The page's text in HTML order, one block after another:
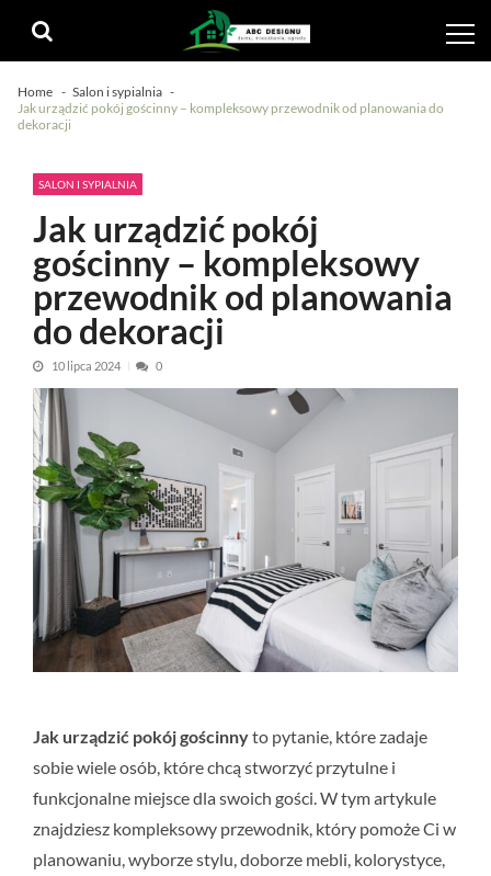
navigation
content
Home
Salon i sypialnia
Jak urządzić pokój gościnny – kompleksowy przewodnik od planowania do
dekoracji
SALON I SYPIALNIA
Jak urządzić pokój
gościnny – kompleksowy
przewodnik od planowania
do dekoracji
10 lipca 2024 0
Jak urządzić pokój gościnnyto pytanie, które zadaje
sobie wiele osób, które chcą stworzyć przytulne i
funkcjonalne miejsce dla swoich gości. W tym artykule
znajdziesz kompleksowy przewodnik, który pomoże Ci w
planowaniu, wyborze stylu, doborze mebli, kolorystyce,